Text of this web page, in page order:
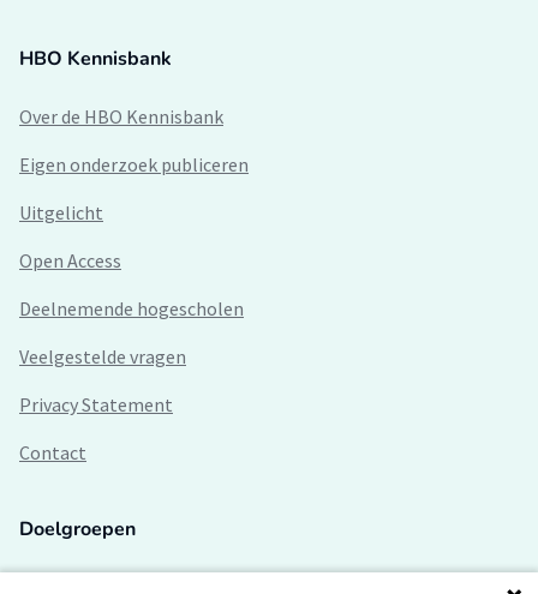
HBO Kennisbank
Over de HBO Kennisbank
Eigen onderzoek publiceren
Uitgelicht
Open Access
Deelnemende hogescholen
Veelgestelde vragen
Privacy Statement
Contact
Doelgroepen